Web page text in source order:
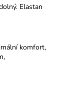
Elastan
komfort,